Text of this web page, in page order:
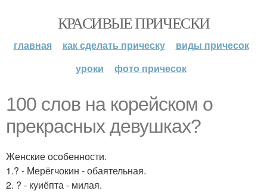
КРАСИВЫЕ ПРИЧЕСКИ
главная как сделать прическу
виды причесок
уроки
фото причесок
100 слов на корейском о
прекрасных девушках?
Женские особенности.
1.? - Мерёгчокин - обаятельная.
2. ? - куиёпта - милая.